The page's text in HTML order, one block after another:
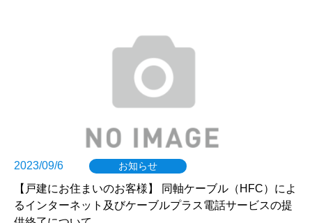
2023/09/6 お知らせ
【戸建にお住まいのお客様】 同軸ケーブル（HFC）によ
るインターネット及びケーブルプラス電話サービスの提